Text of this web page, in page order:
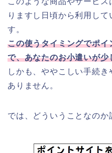
りますし日頃から利用して
す。
この使うタイミングでポ
で、あなたのお小遣いが少
しかも、ややこしい手続
ありません。
では、どういうことなのか